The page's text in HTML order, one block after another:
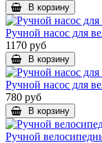
В корзину
Ручной насос для
1170 руб
В корзину
Ручной насос для
780 руб
В корзину
Ручной